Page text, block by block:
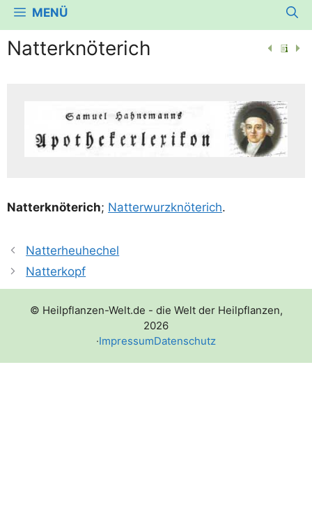
MENÜ
Natterknöterich
Nat­ter­knö­te­rich; Nat­ter­wurz­knö­te­rich.
Natterheuhechel
Natterkopf
© Heilpflanzen-Welt.de - die Welt der Heilpflanzen,
2026
·ImpressumDatenschutz